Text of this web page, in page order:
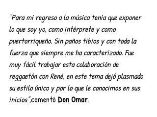
“Para mi regreso a la música tenía que exponer
lo que soy yo, como intérprete y como
puertorriqueño. Sin paños tibios y con toda la
fuerza que siempre me ha caracterizado. Fue
muy fácil trabajar esta colaboración de
reggaetón con René, en este tema dejó plasmado
su estilo único y por lo que le conocimos en sus
inicios”,comentó Don Omar.